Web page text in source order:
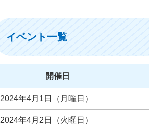
イベント一覧
開催日
2024年4月1日（月曜日）
2024年4月2日（火曜日）